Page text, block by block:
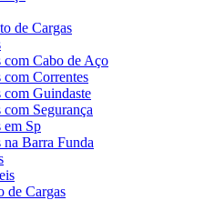
de Cargas
com Cabo de Aço
com Correntes
com Guindaste
Segurança
em Sp
na Barra Funda
de Cargas